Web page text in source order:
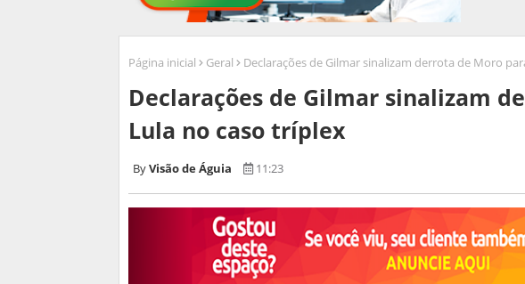
Página inicial Geral Declarações de Gilmar sinalizam derrota de Moro
Declarações de Gilmar sinalizam
Lula no caso tríplex
Visão de Águia 11:23